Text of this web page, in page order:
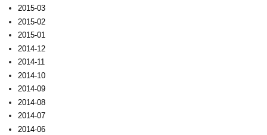
2015-03
2015-02
2015-01
2014-12
2014-11
2014-10
2014-09
2014-08
2014-07
2014-06